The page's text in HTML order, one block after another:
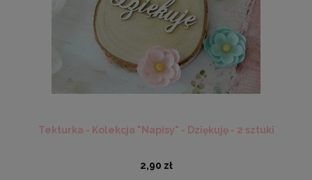
Tekturka - Kolekcja "Napisy" - Dziękuję - 2 sztuki
2,90 zł